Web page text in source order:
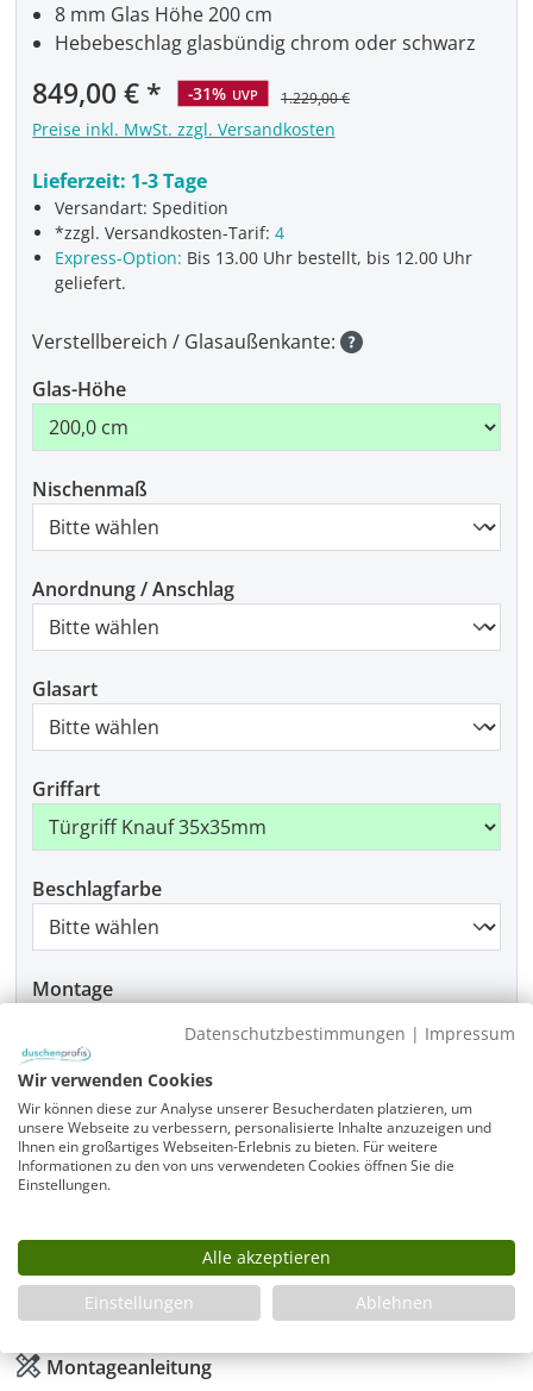
Verkaufspreis:
849,00 € -31% UVP 1.229,00 €
Preise inkl. MwSt. zzgl. Versandkosten
Lieferzeit: 1-3 Tage
Versandart: Spedition
*zzgl. Versandkosten-Tarif:4
Express-Option: Bis 13.00 Uhr bestellt, bis 12.00 Uhr
geliefert.
8 mm Glas Höhe 200 cm
Hebebeschlag glasbündig chrom oder schwarz
Verstellbereich / Glasaußenkante:
Glas-Höhe
Nischenmaß
Anordnung / Anschlag
Glasart
Griffart
Beschlagfarbe
Montage
Produkt Anzahl: Gib den gewünschten
In den Warenkorb
Fragen zum Artikel
Planungshilfe
3 Jahre Garantie & Ersatzteilservice
Montageanleitung
Datenschutzbestimmungen | Impressum
Wir verwenden Cookies
Wir können diese zur Analyse unserer Besucherdaten platzieren, um
unsere Webseite zu verbessern, personalisierte Inhalte anzuzeigen und
Ihnen ein großartiges Webseiten-Erlebnis zu bieten. Für weitere
Informationen zu den von uns verwendeten Cookies öffnen Sie die
Einstellungen.
Alle akzeptieren
Einstellungen
Ablehnen